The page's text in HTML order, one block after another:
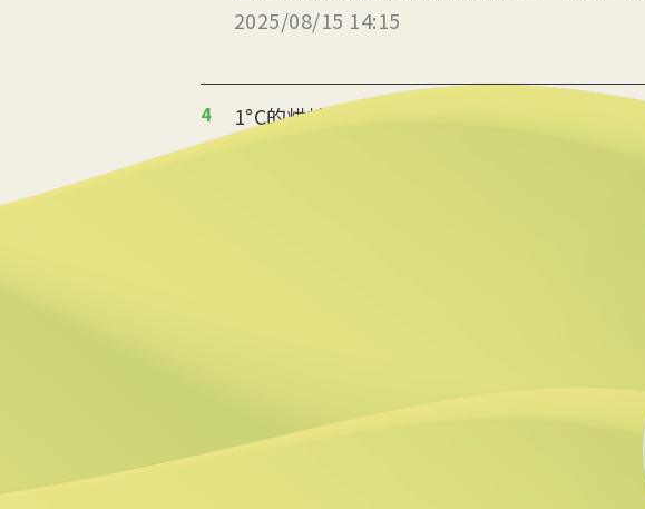
2025/08/15 14:15
4
1°C的烘焙革命 起士公爵用數據重建職人手感
2025/08/11 18:54